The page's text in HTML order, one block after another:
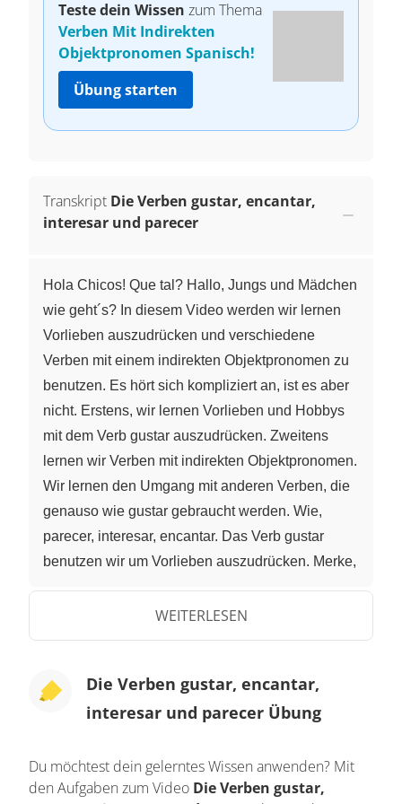
Teste dein Wissen zum Thema
Verben Mit Indirekten
Objektpronomen Spanisch!
Übung starten
Transkript Die Verben gustar, encantar,
interesar und parecer
Hola Chicos! Que tal? Hallo, Jungs und Mädchen
wie geht´s? In diesem Video werden wir lernen
Vorlieben auszudrücken und verschiedene
Verben mit einem indirekten Objektpronomen zu
benutzen. Es hört sich kompliziert an, ist es aber
nicht. Erstens, wir lernen Vorlieben und Hobbys
mit dem Verb gustar auszudrücken. Zweitens
lernen wir Verben mit indirekten Objektpronomen.
Wir lernen den Umgang mit anderen Verben, die
genauso wie gustar gebraucht werden. Wie,
parecer, interesar, encantar. Das Verb gustar
benutzen wir um Vorlieben auszudrücken. Merke,
Übersetzungen, mögen und gefallen. Me gusta
esta casa. Mir gefällt dieses Haus. Me gustan
– Singular. Me gustan – Plural. Das Verb gustar
hat mit dem deutschen Verb gefallen einen
Singular oder im Plural benutzt wird. Mir gefällt
dieses Haus. Mir gefallen diese Häuser.
WEITERLESEN
Die Verben gustar, encantar,
interesar und parecer Übung
Du möchtest dein gelerntes Wissen anwenden? Mit
den Aufgaben zum Video Die Verben gustar,